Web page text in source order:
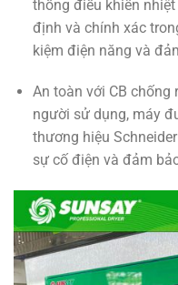
thống điều khiển
định và chính xác
kiệm điện năng và
An toàn với CB
người sử dụng, máy
thương hiệu
sự cố điện và đảm